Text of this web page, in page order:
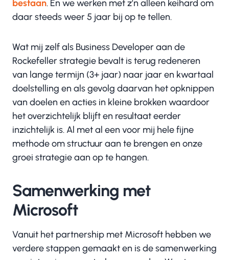
bestaan. En we werken met z’n alleen keihard om
daar steeds weer 5 jaar bij op te tellen.
Wat mij zelf als Business Developer aan de
Rockefeller strategie bevalt is terug redeneren
van lange termijn (3+ jaar) naar jaar en kwartaal
doelstelling en als gevolg daarvan het opknippen
van doelen en acties in kleine brokken waardoor
het overzichtelijk blijft en resultaat eerder
inzichtelijk is. Al met al een voor mij hele fijne
methode om structuur aan te brengen en onze
groei strategie aan op te hangen.
Samenwerking met
Microsoft
Vanuit het partnership met Microsoft hebben we
verdere stappen gemaakt en is de samenwerking